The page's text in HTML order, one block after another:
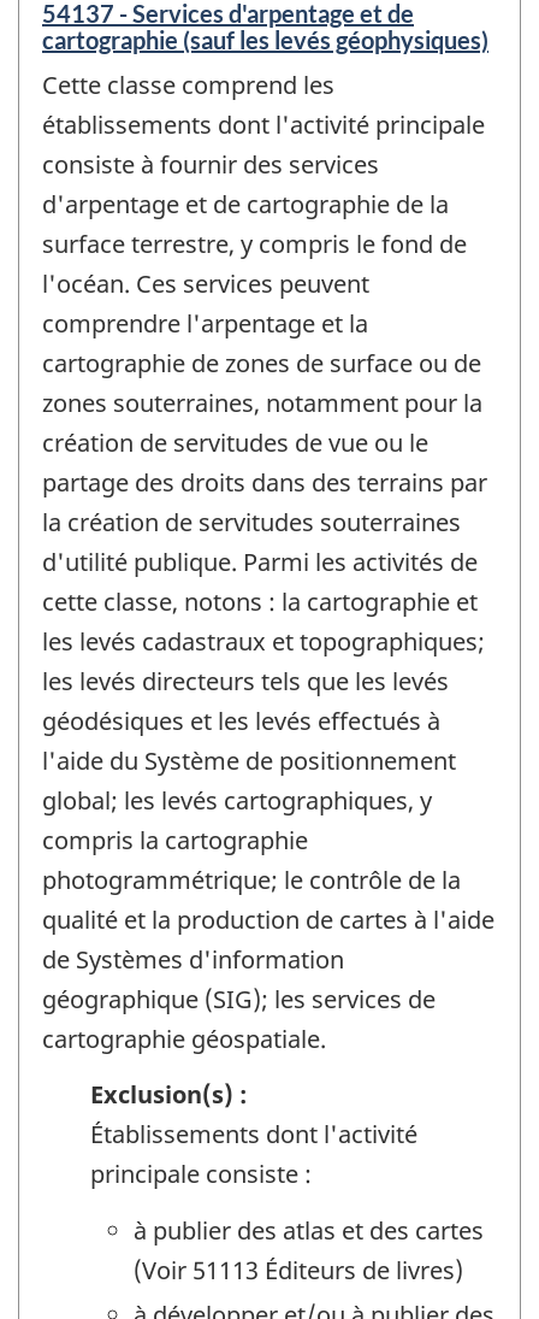
54137 - Services d'arpentage et de
cartographie (sauf les levés géophysiques)
Cette classe comprend les
établissements dont l'activité principale
consiste à fournir des services
d'arpentage et de cartographie de la
surface terrestre, y compris le fond de
l'océan. Ces services peuvent
comprendre l'arpentage et la
cartographie de zones de surface ou de
zones souterraines, notamment pour la
création de servitudes de vue ou le
partage des droits dans des terrains par
la création de servitudes souterraines
d'utilité publique. Parmi les activités de
cette classe, notons : la cartographie et
les levés cadastraux et topographiques;
les levés directeurs tels que les levés
géodésiques et les levés effectués à
l'aide du Système de positionnement
global; les levés cartographiques, y
compris la cartographie
photogrammétrique; le contrôle de la
qualité et la production de cartes à l'aide
de Systèmes d'information
géographique (SIG); les services de
cartographie géospatiale.
Exclusion(s) :
Établissements dont l'activité
principale consiste :
à publier des atlas et des cartes
(Voir 51113 Éditeurs de livres)